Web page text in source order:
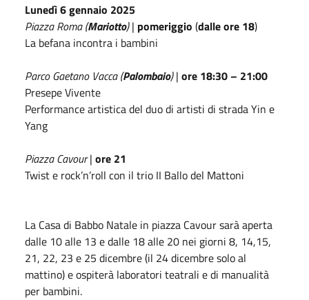
Lunedì 6 gennaio 2025
Piazza Roma (Mariotto)| pomeriggio (dalle ore 18)
La befana incontra i bambini
Parco Gaetano Vacca (Palombaio)| ore 18:30 – 21:00
Presepe Vivente
Performance artistica del duo di artisti di strada Yin e
Yang
Piazza Cavour| ore 21
Twist e rock’n’roll con il trio II Ballo del Mattoni
La Casa di Babbo Natale in piazza Cavour sarà aperta
dalle 10 alle 13 e dalle 18 alle 20 nei giorni 8, 14,15,
21, 22, 23 e 25 dicembre (il 24 dicembre solo al
mattino) e ospiterà laboratori teatrali e di manualità
per bambini.